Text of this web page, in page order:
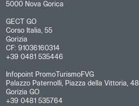
5000 Nova Gorica
GECT GO
Corso Italia, 55
Gorizia
CF: 91036160314
+39 0481 535446
Infopoint PromoTurismoFVG
Palazzo Paternolli, Piazza della Vittoria, 48
Gorizia GO
+39 0481 535764